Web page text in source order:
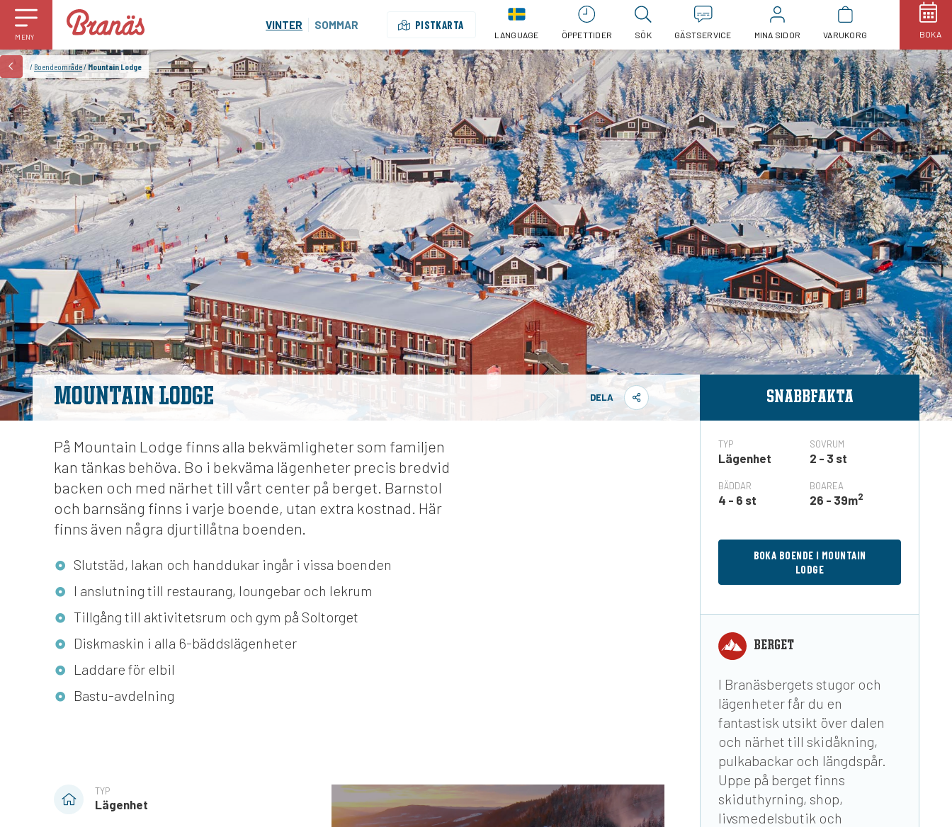
MENY
/ Boendeområde/ Mountain Lodge
VINTER SOMMAR PISTKARTA
LANGUAGE ÖPPETTIDER SÖK GÄSTSERVICE MINA SIDOR VARUKORG BOKA
MOUNTAIN LODGE DELA SNABBFAKTA
På Mountain Lodge finns alla bekvämligheter som familjen
kan tänkas behöva. Bo i bekväma lägenheter precis bredvid
backen och med närhet till vårt center på berget. Barnstol
och barnsäng finns i varje boende, utan extra kostnad. Här
finns även några djurtillåtna boenden.
Slutstäd, lakan och handdukar ingår i vissa boenden
I anslutning till restaurang, loungebar och lekrum
Tillgång till aktivitetsrum och gym på Soltorget
Diskmaskin i alla 6-bäddslägenheter
Laddare för elbil
Bastu-avdelning
TYP
Lägenhet
TYP
Lägenhet
SOVRUM
2 - 3 st
BÄDDAR
4 - 6 st
BOAREA
26 - 39m2
BOKA BOENDE I MOUNTAIN
LODGE
BERGET
I Branäsbergets stugor och
lägenheter får du en
fantastisk utsikt över dalen
och närhet till skidåkning,
pulkabackar och längdspår.
Uppe på berget finns
skiduthyrning, shop,
livsmedelsbutik och